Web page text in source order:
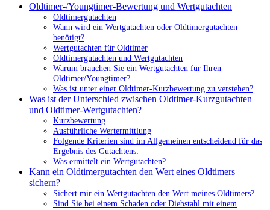
Oldtimer-/Youngtimer-Bewertung und Wertgutachten
Oldtimergutachten
Wann wird ein Wertgutachten oder Oldtimergutachten
benötigt?
Wertgutachten für Oldtimer
Oldtimergutachten und Wertgutachten
Warum brauchen Sie ein Wertgutachten für Ihren
Oldtimer/Youngtimer?
Was ist unter einer Oldtimer-Kurzbewertung zu verstehen?
Was ist der Unterschied zwischen Oldtimer-Kurzgutachten
und Oldtimer-Wertgutachten?
Kurzbewertung
Ausführliche Wertermittlung
Folgende Kriterien sind im Allgemeinen entscheidend für das
Ergebnis des Gutachtens:
Was ermittelt ein Wertgutachten?
Kann ein Oldtimergutachten den Wert eines Oldtimers
sichern?
Sichert mir ein Wertgutachten den Wert meines Oldtimers?
Sind Sie bei einem Schaden oder Diebstahl mit einem